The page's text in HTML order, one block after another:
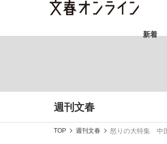
新着
週刊文春
TOP 週刊文春 怒りの大特集 中